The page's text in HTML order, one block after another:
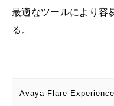
最適なツールにより容
る。
Avaya Flare